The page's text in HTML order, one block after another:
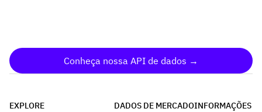
Conheça nossa API de dados →
EXPLORE
DADOS DE MERCADOINFORMAÇÕES